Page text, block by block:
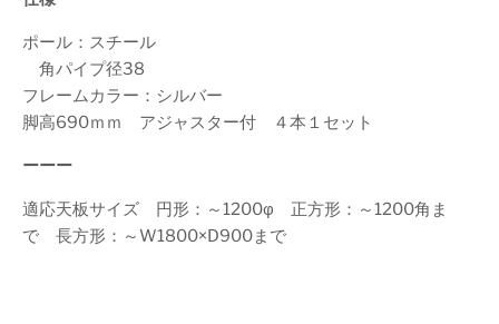
ポール：スチール
角パイプ径38
フレームカラー：シルバー
脚高690ｍｍ アジャスター付 ４本１セット
ーーー
適応天板サイズ 円形：～1200φ 正方形：～1200角ま
で 長方形：～W1800×D900まで